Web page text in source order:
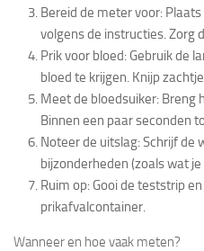
Bereid de meter voor:
volgens de instructies. Zorg
Prik voor bloed: Gebruik de
bloed te krijgen. Knijp
Meet de bloedsuiker: Breng
Binnen een paar seconden
Noteer de uitslag: Schrijf de
bijzonderheden (zoals wat
Ruim op: Gooi de teststrip
prikafvalcontainer.
Wanneer en hoe vaak meten?